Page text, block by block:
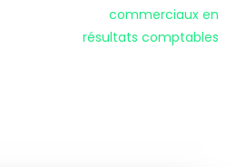
commerciaux en
résultats comptables